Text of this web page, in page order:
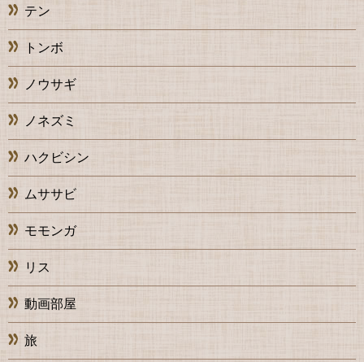
テン
トンボ
ノウサギ
ノネズミ
ハクビシン
ムササビ
モモンガ
リス
動画部屋
旅